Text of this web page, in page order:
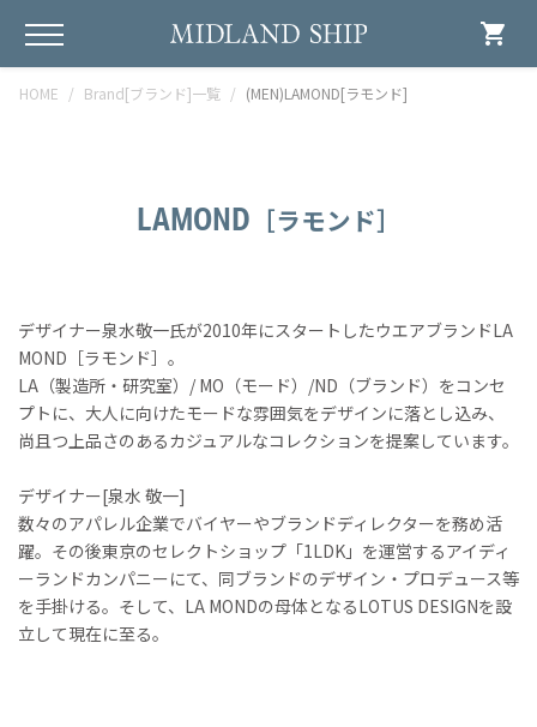
shopping_cart
HOME Brand[ブランド]一覧 (MEN)LAMOND[ラモンド]
LAMOND ［ラモンド］
デザイナー泉水敬一氏が2010年にスタートしたウエアブランドLA
MOND［ラモンド］。
LA（製造所・研究室）/ MO（モード）/ND（ブランド）をコンセ
プトに、大人に向けたモードな雰囲気をデザインに落とし込み、
尚且つ上品さのあるカジュアルなコレクションを提案しています。
デザイナー[泉水 敬一]
数々のアパレル企業でバイヤーやブランドディレクターを務め活
躍。その後東京のセレクトショップ「1LDK」を運営するアイディ
ーランドカンパニーにて、同ブランドのデザイン・プロデュース等
を手掛ける。そして、LA MONDの母体となるLOTUS DESIGNを設
立して現在に至る。